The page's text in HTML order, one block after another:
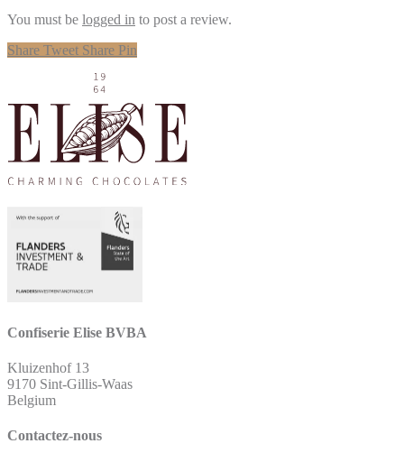
You must be logged in to post a review.
Share Tweet Share Pin
Confiserie Elise BVBA
Kluizenhof 13
9170 Sint-Gillis-Waas
Belgium
Contactez-nous